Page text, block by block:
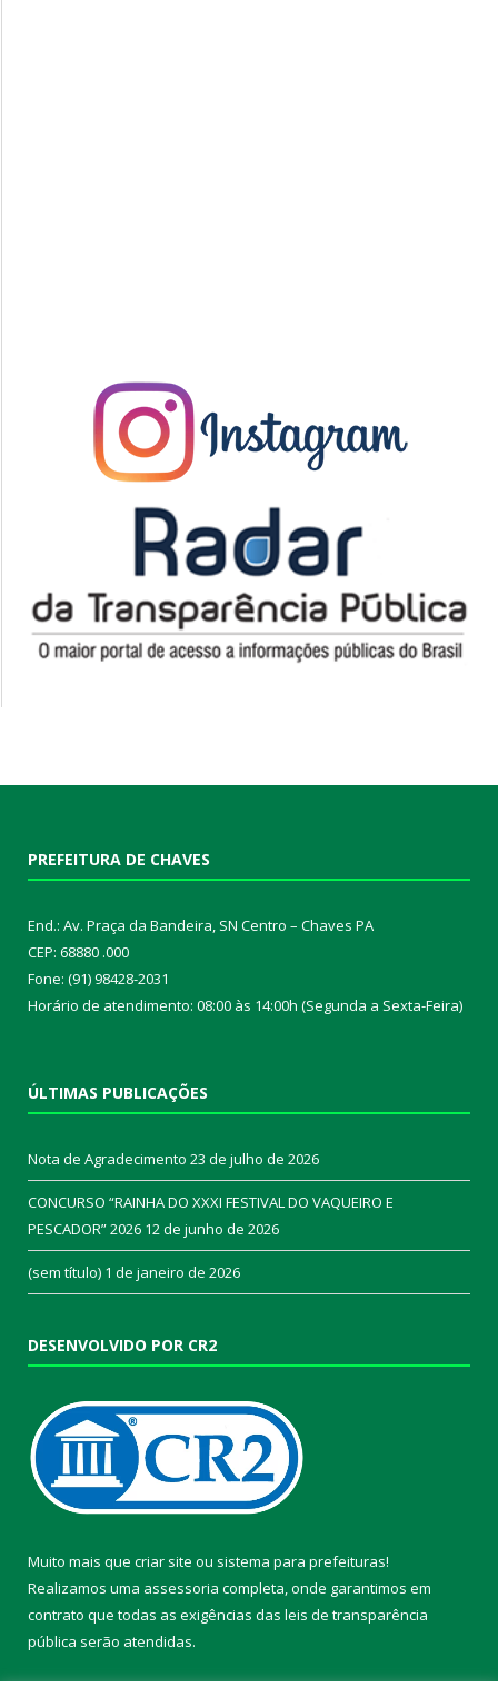
PREFEITURA DE CHAVES
End.: Av. Praça da Bandeira, SN Centro – Chaves PA
CEP: 68880 .000
Fone: (91) 98428-2031
Horário de atendimento: 08:00 às 14:00h (Segunda a Sexta-Feira)
ÚLTIMAS PUBLICAÇÕES
Nota de Agradecimento 23 de julho de 2026
CONCURSO “RAINHA DO XXXI FESTIVAL DO VAQUEIRO E
PESCADOR” 2026 12 de junho de 2026
(sem título) 1 de janeiro de 2026
DESENVOLVIDO POR CR2
Muito mais que criar site ou sistema para prefeituras!
Realizamos uma assessoria completa, onde garantimos em
contrato que todas as exigências das leis de transparência
pública serão atendidas.